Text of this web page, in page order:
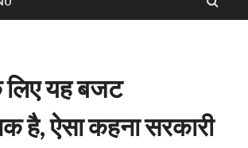
लिए यह बजट
है, ऐसा कहना सरकारी